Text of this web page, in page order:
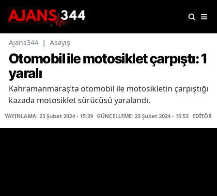
Ajans344 | Asayiş
Otomobil ile motosiklet çarpıştı: 1
yaralı
Kahramanmaraş’ta otomobil ile motosikletin çarpıştığı
kazada motosiklet sürücüsü yaralandı.
YAYINLAMA: 23 Şubat 2024 - 15:29 GÜNCELLEME: 23 Şubat 2024 - 15:53